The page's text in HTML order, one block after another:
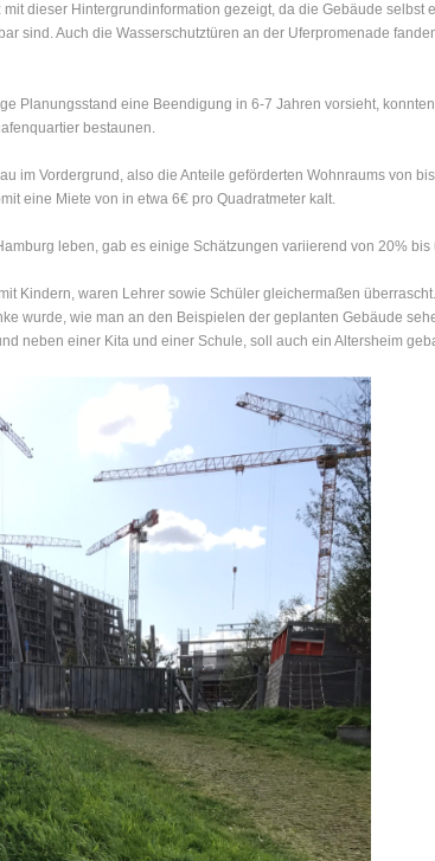
dieser Hintergrundinformation gezeigt, da die Gebäude
sind. Auch die Wasserschutztüren an der Uferpromenade
Planungsstand eine Beendigung in 6-7 Jahren vorsieht,
bestaunen.
im Vordergrund, also die Anteile geförderten Wohnraums von
eine Miete von in etwa 6€ pro Quadratmeter kalt.
leben, gab es einige Schätzungen variierend von 20% bis
Kindern, waren Lehrer sowie Schüler gleichermaßen
wurde, wie man an den Beispielen der geplanten Gebäude
neben einer Kita und einer Schule, soll auch ein Altersheim